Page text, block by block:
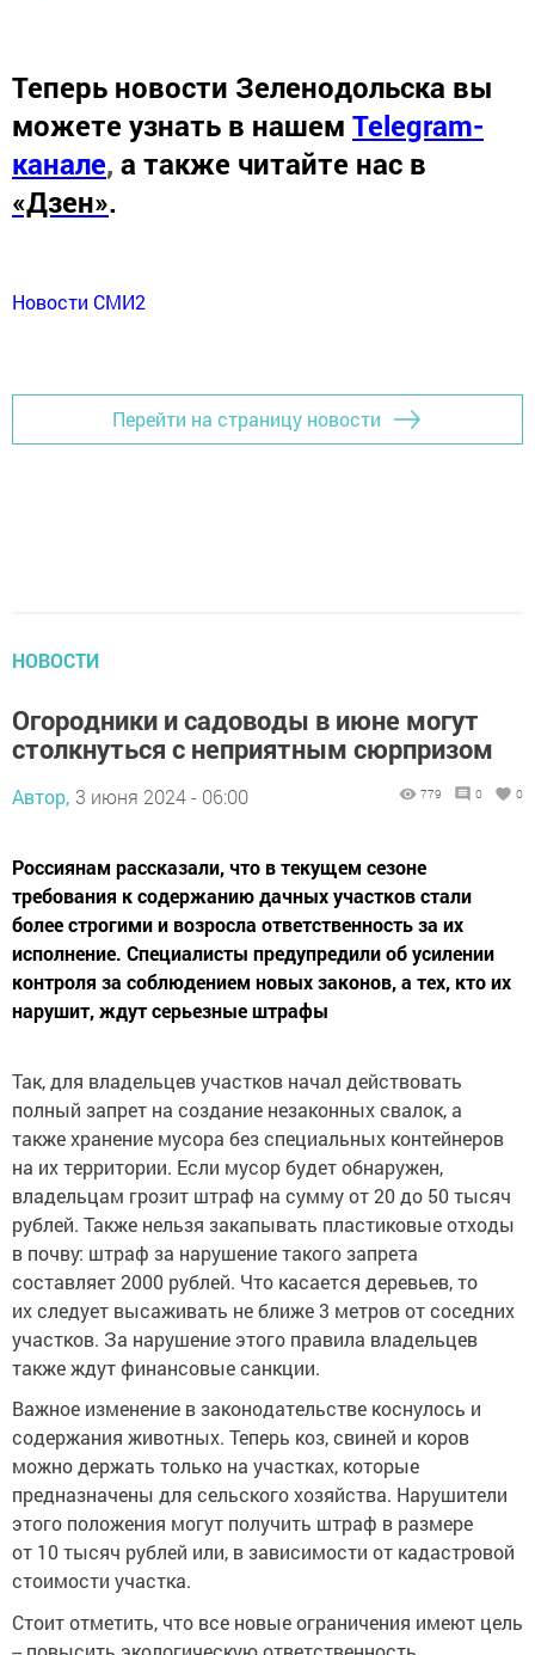
Теперь новости Зеленодольска вы
можете узнать в нашем Telegram-
канале, а также читайте нас в
«Дзен».
Новости СМИ2
Перейти на страницу новости
НОВОСТИ
Огородники и садоводы в июне могут
столкнуться с неприятным сюрпризом
Автор, 3 июня 2024 - 06:00 779 0 0
Россиянам рассказали, что в текущем сезоне
требования к содержанию дачных участков стали
более строгими и возросла ответственность за их
исполнение. Специалисты предупредили об усилении
контроля за соблюдением новых законов, а тех, кто их
нарушит, ждут серьезные штрафы
Так, для владельцев участков начал действовать
полный запрет на создание незаконных свалок, а
также хранение мусора без специальных контейнеров
на их территории. Если мусор будет обнаружен,
владельцам грозит штраф на сумму от 20 до 50 тысяч
рублей. Также нельзя закапывать пластиковые отходы
в почву: штраф за нарушение такого запрета
составляет 2000 рублей. Что касается деревьев, то
их следует высаживать не ближе 3 метров от соседних
участков. За нарушение этого правила владельцев
также ждут финансовые санкции.
Важное изменение в законодательстве коснулось и
содержания животных. Теперь коз, свиней и коров
можно держать только на участках, которые
предназначены для сельского хозяйства. Нарушители
этого положения могут получить штраф в размере
от 10 тысяч рублей или, в зависимости от кадастровой
стоимости участка.
Стоит отметить, что все новые ограничения имеют цель